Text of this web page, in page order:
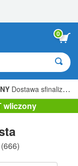
0
Dostawa sfinalizowana 205,00 zł »
wliczony